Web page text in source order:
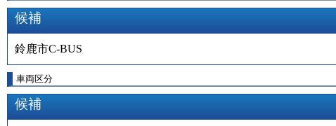
候補
鈴鹿市C-BUS
車両区分
候補